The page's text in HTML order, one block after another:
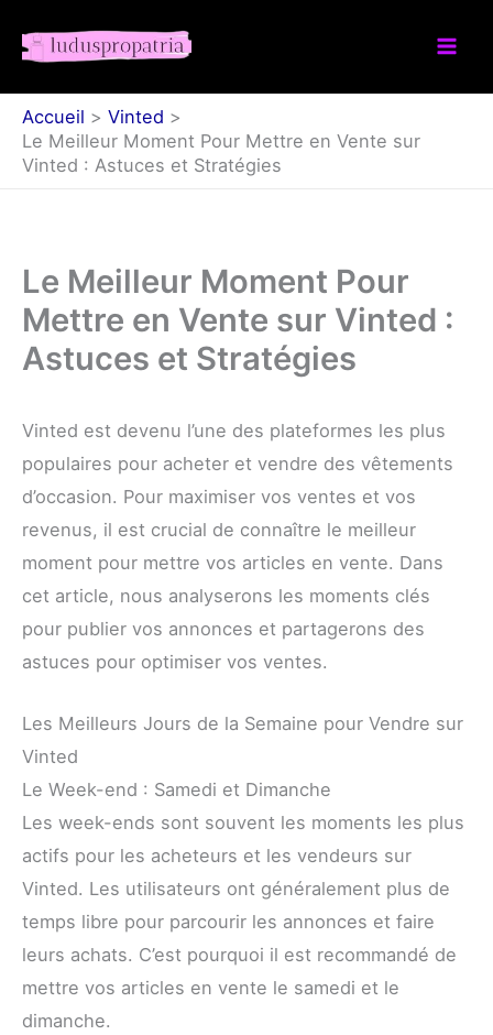
Accueil
Vinted
Le Meilleur Moment Pour Mettre en Vente sur
Vinted : Astuces et Stratégies
Le Meilleur Moment Pour
Mettre en Vente sur Vinted :
Astuces et Stratégies
Vinted est devenu l’une des plateformes les plus
populaires pour acheter et vendre des vêtements
d’occasion. Pour maximiser vos ventes et vos
revenus, il est crucial de connaître le meilleur
moment pour mettre vos articles en vente. Dans
cet article, nous analyserons les moments clés
pour publier vos annonces et partagerons des
astuces pour optimiser vos ventes.
Les Meilleurs Jours de la Semaine pour Vendre sur
Vinted
Le Week-end : Samedi et Dimanche
Les week-ends sont souvent les moments les plus
actifs pour les acheteurs et les vendeurs sur
Vinted. Les utilisateurs ont généralement plus de
temps libre pour parcourir les annonces et faire
leurs achats. C’est pourquoi il est recommandé de
mettre vos articles en vente le samedi et le
dimanche.